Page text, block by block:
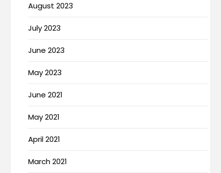
August 2023
July 2023
June 2023
May 2023
June 2021
May 2021
April 2021
March 2021